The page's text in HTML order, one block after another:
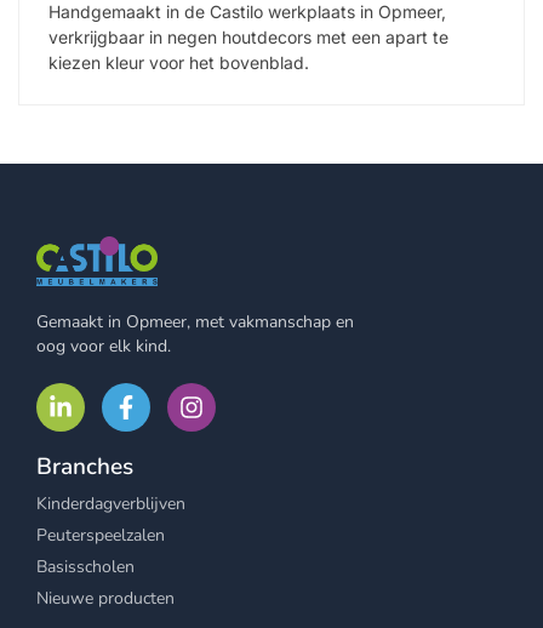
Handgemaakt in de Castilo werkplaats in Opmeer,
verkrijgbaar in negen houtdecors met een apart te
kiezen kleur voor het bovenblad.
Gemaakt in Opmeer, met vakmanschap en
oog voor elk kind.
Branches
Kinderdagverblijven
Peuterspeelzalen
Basisscholen
Nieuwe producten